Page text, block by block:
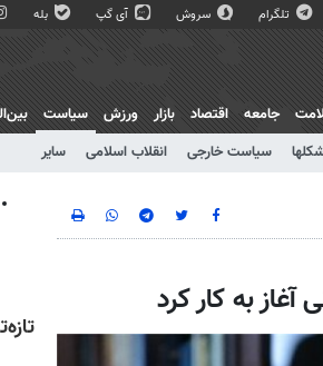
تلگرام سروش آی گپ بله
جامعه اقتصاد بازار ورزش
سیاست
سیاست خارجی انقلاب اسلامی سایر
به کار کرد